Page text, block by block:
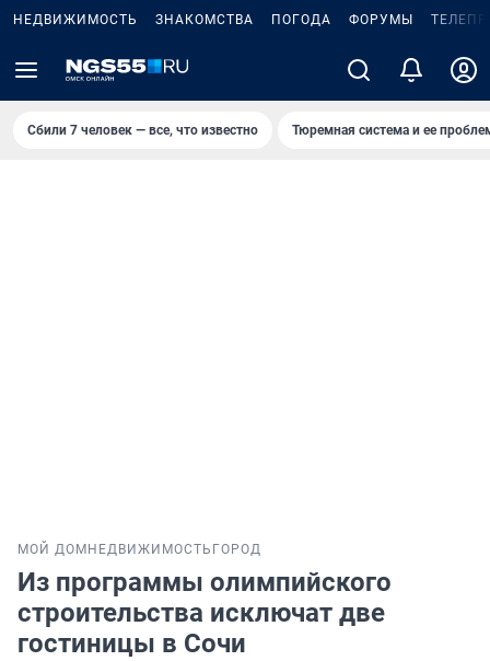
НЕДВИЖИМОСТЬ ЗНАКОМСТВА ПОГОДА ФОРУМЫ
Сбили 7 человек — все, что известно Тюремная система и ее
МОЙ ДОМ НЕДВИЖИМОСТЬ ГОРОД
Из программы олимпийского
строительства исключат две
гостиницы в Сочи